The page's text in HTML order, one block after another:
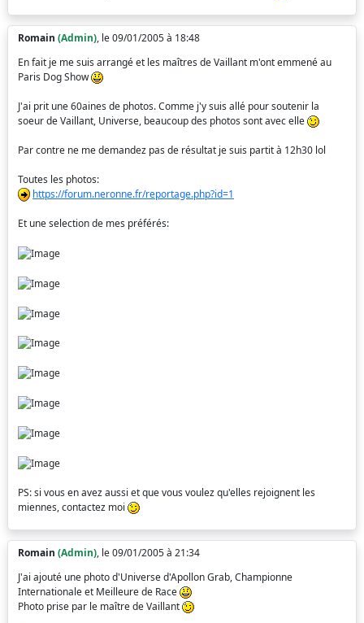
Romain (Admin), le 09/01/2005 à 18:48
En fait je me suis arrangé et les maîtres de Vaillant m'ont emmené au
Paris Dog Show
J'ai prit une 60aines de photos. Comme j'y suis allé pour soutenir la
soeur de Vaillant, Universe, beaucoup des photos sont avec elle
Par contre ne me demandez pas de résultat je suis partit à 12h30 lol
Toutes les photos:
https://forum.neronne.fr/reportage.php?id=1
Et une selection de mes préférés:
PS: si vous en avez aussi et que vous voulez qu'elles rejoignent les
miennes, contactez moi
Romain (Admin), le 09/01/2005 à 21:34
J'ai ajouté une photo d'Universe d'Apollon Grab, Championne
Internationale et Meilleure de Race
Photo prise par le maître de Vaillant